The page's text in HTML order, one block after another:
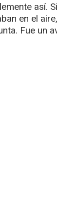
así.
en el
Fue un